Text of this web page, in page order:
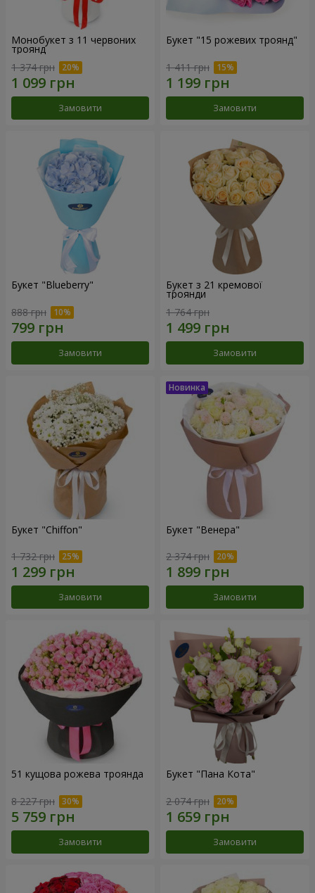
Монобукет з 11 червоних
троянд
1 374 грн
Замовити
Букет "15 рожевих троянд"
1 411 грн
Замовити
Букет "Blueberry"
888 грн
Замовити
Букет з 21 кремової
троянди
1 764 грн
Замовити
Букет "Chiffon"
1 732 грн
Замовити
Букет "Венера"
2 374 грн
Замовити
51 кущова рожева троянда
8 227 грн
Замовити
Букет "Пана Кота"
2 074 грн
Замовити